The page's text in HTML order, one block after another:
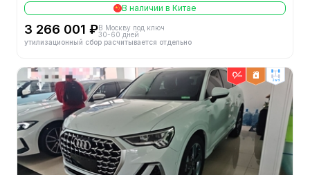
В наличии в Китае
3 266 001 ₽В Москву под ключ
30-60 дней
утилизационный сбор расчитывается отдельно
2wd